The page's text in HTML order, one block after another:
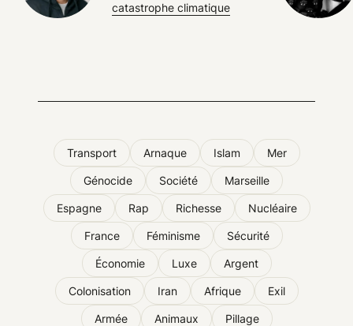
catastrophe climatique
Transport Arnaque Islam Mer
Génocide Société Marseille
Espagne Rap Richesse Nucléaire
France Féminisme Sécurité
Économie Luxe Argent
Colonisation Iran Afrique Exil
Armée Animaux Pillage